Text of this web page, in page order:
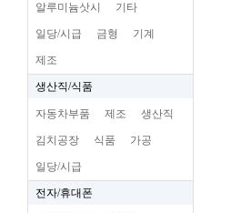
알루미늄삿시 기타
일당/시급 금형 기계
제조
생산직/식품
자동차부품 제조 생산직
김치공장 식품 가공
일당/시급
전자/휴대폰